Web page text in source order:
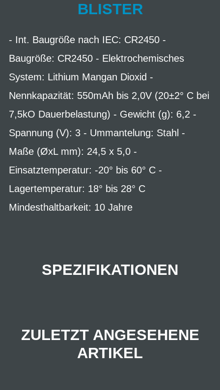
BLISTER
- Int. Baugröße nach IEC: CR2450 -
Baugröße: CR2450 - Elektrochemisches
System: Lithium Mangan Dioxid -
Nennkapazität: 550mAh bis 2,0V (20±2° C bei
7,5kO Dauerbelastung) - Gewicht (g): 6,2 -
Spannung (V): 3 - Ummantelung: Stahl -
Maße (ØxL mm): 24,5 x 5,0 -
Einsatztemperatur: -20° bis 60° C -
Lagertemperatur: 18° bis 28° C
Mindesthaltbarkeit: 10 Jahre
SPEZIFIKATIONEN
ZULETZT ANGESEHENE
ARTIKEL